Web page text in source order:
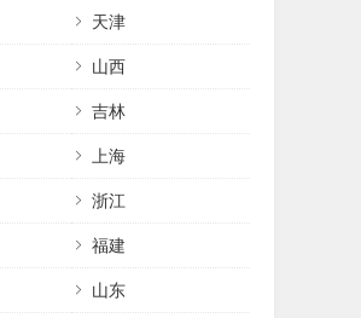
天津
山西
吉林
上海
浙江
福建
山东